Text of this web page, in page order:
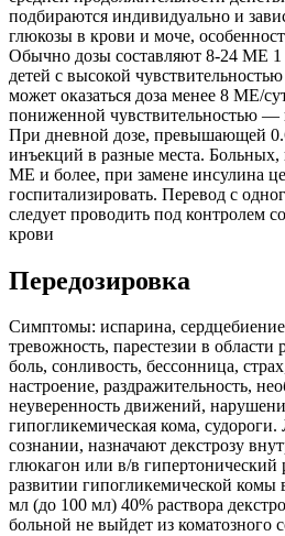
подбираются индивидуально и
глюкозы в крови и моче,
Обычно дозы составляют 8-24 МЕ 1
детей с высокой
может оказаться доза менее 8 МЕ/
пониженной чувствительностью
При дневной дозе, превышающей
инъекций в разные места.
МЕ и более, при замене инсулина
госпитализировать. Перевод с
следует проводить под контролем
крови
Передозировка
Симптомы: испарина,
тревожность, парестезии в области
боль, сонливость, бессонница,
настроение, раздражительность,
неуверенность движений,
гипогликемическая кома,
сознании, назначают декстрозу
глюкагон или в/в гипертонический
развитии гипогликемической комы
мл (до 100 мл) 40% раствора
больной не выйдет из коматозного